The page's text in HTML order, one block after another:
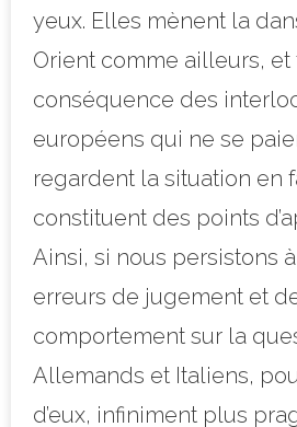
yeux. Elles mènent la
Orient comme ailleurs,
conséquence des
européens qui ne se
regardent la situation en
constituent des points
Ainsi, si nous persistons
erreurs de jugement et
comportement sur la
Allemands et Italiens,
d’eux, infiniment plus